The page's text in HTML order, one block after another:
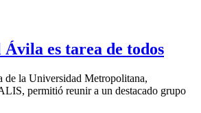
es tarea de todos
de la Universidad Metropolitana,
permitió reunir a un destacado grupo